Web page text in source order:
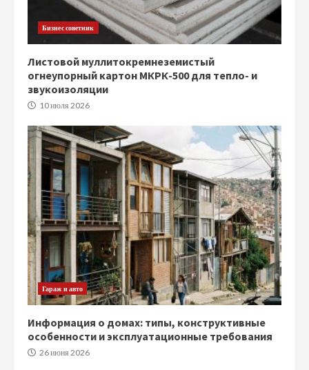
Бизнес советник
Листовой муллитокремнеземистый
огнеупорный картон МКРК-500 для тепло- и
звукоизоляции
10 июля 2026
Гараж и авто
Информация о домах: типы, конструктивные
особенности и эксплуатационные требования
26 июня 2026